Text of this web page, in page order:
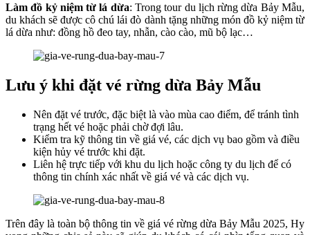
Làm đồ kỷ niệm từ lá dừa: Trong tour du lịch rừng dừa Bảy Mẫu,
du khách sẽ được cô chú lái đò dành tặng những món đồ kỷ niệm từ
lá dừa như: đồng hồ đeo tay, nhẫn, cào cào, mũ bộ lạc…
Lưu ý khi đặt vé rừng dừa Bảy Mẫu
Nên đặt vé trước, đặc biệt là vào mùa cao điểm, để tránh tình
trạng hết vé hoặc phải chờ đợi lâu.
Kiểm tra kỹ thông tin về giá vé, các dịch vụ bao gồm và điều
kiện hủy vé trước khi đặt.
Liên hệ trực tiếp với khu du lịch hoặc công ty du lịch để có
thông tin chính xác nhất về giá vé và các dịch vụ.
Trên đây là toàn bộ thông tin về giá vé rừng dừa Bảy Mẫu 2025, Hy